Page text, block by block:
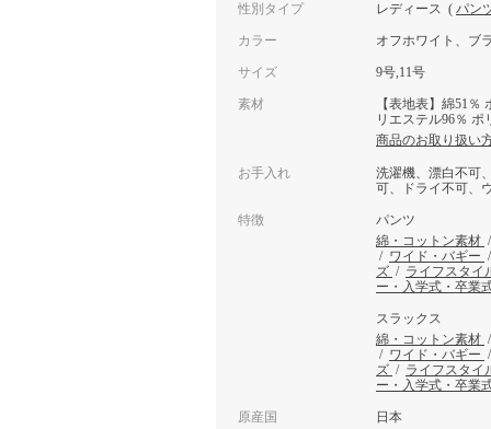
性別タイプ レディース ( パン
カラー オフホワイト、ブ
サイズ 9号,11号
素材
【表地表】綿51
リエステル96％ ポ
商品のお取り扱い
お手入れ
洗濯機、漂白不可
可、ドライ不可、
特徴
パンツ
綿・コットン素材
/ ワイド・バギー
ズ / ライフスタイ
ー・入学式・卒業
スラックス
綿・コットン素材
/ ワイド・バギー
ズ / ライフスタイ
ー・入学式・卒業
原産国 日本